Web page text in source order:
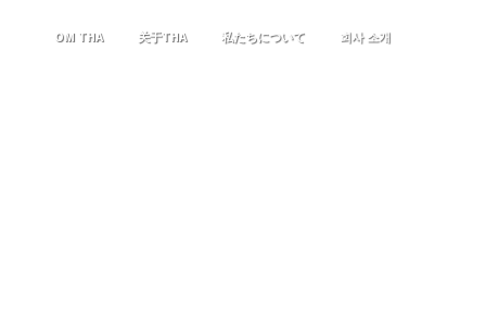
OM THA 关于THA 私たちについて 회사 소개